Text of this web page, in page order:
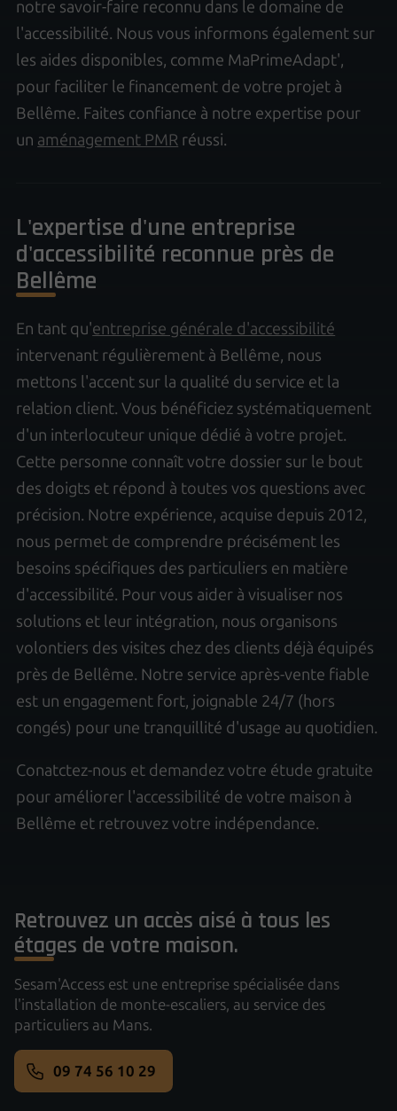
notre savoir-faire reconnu dans le domaine de
l'accessibilité. Nous vous informons également sur
les aides disponibles, comme MaPrimeAdapt',
pour faciliter le financement de votre projet à
Bellême. Faites confiance à notre expertise pour
un aménagement PMR réussi.
L'expertise d'une entreprise
d'accessibilité reconnue près de
Bellême
En tant qu'entreprise générale d'accessibilité
intervenant régulièrement à Bellême, nous
mettons l'accent sur la qualité du service et la
relation client. Vous bénéficiez systématiquement
d'un interlocuteur unique dédié à votre projet.
Cette personne connaît votre dossier sur le bout
des doigts et répond à toutes vos questions avec
précision. Notre expérience, acquise depuis 2012,
nous permet de comprendre précisément les
besoins spécifiques des particuliers en matière
d'accessibilité. Pour vous aider à visualiser nos
solutions et leur intégration, nous organisons
volontiers des visites chez des clients déjà équipés
près de Bellême. Notre service après-vente fiable
est un engagement fort, joignable 24/7 (hors
congés) pour une tranquillité d'usage au quotidien.
Conatctez-nous et demandez votre étude gratuite
pour améliorer l'accessibilité de votre maison à
Bellême et retrouvez votre indépendance.
Retrouvez un accès aisé à tous les
étages de votre maison.
Sesam'Access est une entreprise spécialisée dans
l'installation de monte-escaliers, au service des
particuliers au Mans.
09 74 56 10 29